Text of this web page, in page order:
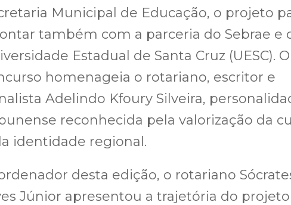
Municipal de Educação, o projeto
também com a parceria do Sebrae e
Estadual de Santa Cruz (UESC). O
homenageia o rotariano, escritor e
Adelindo Kfoury Silveira,
reconhecida pela valorização da
identidade regional.
desta edição, o rotariano
Júnior apresentou a trajetória do